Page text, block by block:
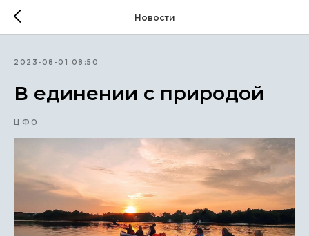
Новости
2023-08-01 08:50
В единении с природой
ЦФО